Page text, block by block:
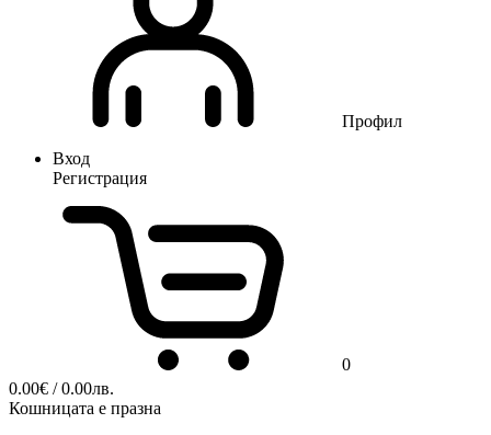
Профил
Вход
Регистрация
0
0.00€ / 0.00лв.
Кошницата е празна